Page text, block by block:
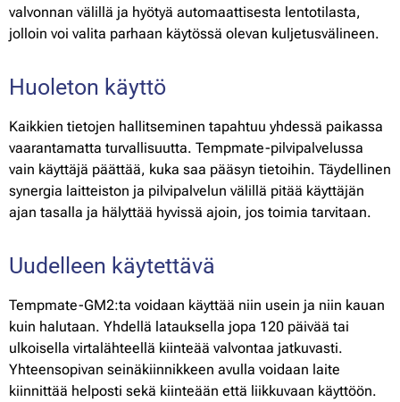
valvonnan välillä ja hyötyä automaattisesta lentotilasta,
jolloin voi valita parhaan käytössä olevan kuljetusvälineen.
Huoleton käyttö
Kaikkien tietojen hallitseminen tapahtuu yhdessä paikassa
vaarantamatta turvallisuutta. Tempmate-pilvipalvelussa
vain käyttäjä päättää, kuka saa pääsyn tietoihin. Täydellinen
synergia laitteiston ja pilvipalvelun välillä pitää käyttäjän
ajan tasalla ja hälyttää hyvissä ajoin, jos toimia tarvitaan.
Uudelleen käytettävä
Tempmate-GM2:ta voidaan käyttää niin usein ja niin kauan
kuin halutaan. Yhdellä latauksella jopa 120 päivää tai
ulkoisella virtalähteellä kiinteää valvontaa jatkuvasti.
Yhteensopivan seinäkiinnikkeen avulla voidaan laite
kiinnittää helposti sekä kiinteään että liikkuvaan käyttöön.